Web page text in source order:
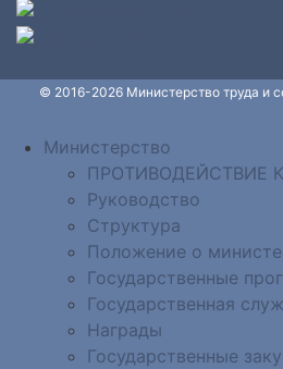
© 2016-2026 Министерство труда и
Министерство
ПРОТИВОДЕЙСТВИЕ
Руководство
Структура
Положение о
Государственные
Государственная
Награды
Государственные